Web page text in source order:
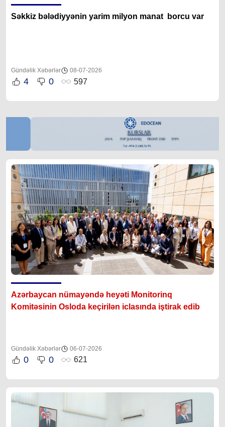
Səkkiz bələdiyyənin yarim milyon manat borcu var
Gündəlik Xəbərlər 08-07-2026
4 0 597
Azərbaycan nümayəndə heyəti Monitorinq
Komitəsinin Osloda keçirilən iclasında iştirak edib
Gündəlik Xəbərlər 06-07-2026
0 0 621